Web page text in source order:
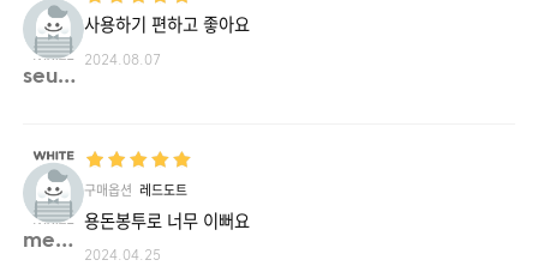
seung**
사용하기 편하고 좋아요
2024.08.07
menu**
구매옵션 레드도트
용돈봉투로 너무 이뻐요
2024.04.25